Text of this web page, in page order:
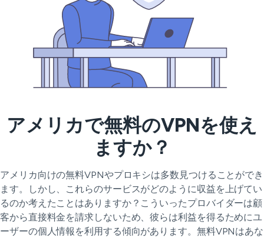
アメリカで無料のVPNを使え
ますか？
アメリカ向けの無料VPNやプロキシは多数見つけることができ
ます。しかし、これらのサービスがどのように収益を上げてい
るのか考えたことはありますか？こういったプロバイダーは顧
客から直接料金を請求しないため、彼らは利益を得るためにユ
ーザーの個人情報を利用する傾向があります。無料VPNはあな